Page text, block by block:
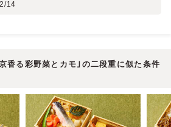
14
香る彩野菜とカモ｣の二段重に似た条件